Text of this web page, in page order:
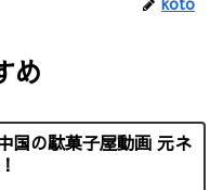
め
国の駄菓子屋動画 元ネ